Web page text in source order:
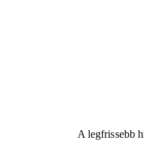
A legfrissebb